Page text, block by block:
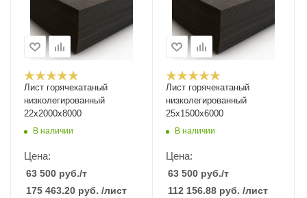
Лист горячекатаный
низколегированный
22х2000х8000
В наличии
Цена:
63 500 руб./т
175 463.20 руб. /лист
Лист горячекатаный
низколегированный
25х1500х6000
В наличии
Цена:
63 500 руб./т
112 156.88 руб. /лист